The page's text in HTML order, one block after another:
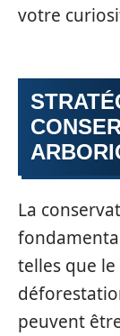
votre
La
telles que
peuvent